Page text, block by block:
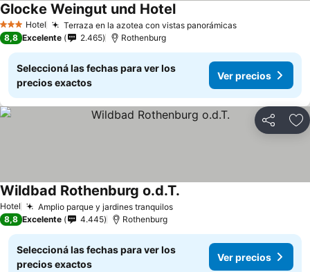
3 Estrellas
Hotel Terraza en la azotea con vistas panorámicas
Glocke Weingut und Hotel
8,8 Excelente 2.465 Rothenburg
Seleccioná las fechas para ver los
precios exactos
Ver precios
Compartir
Hotel Amplio parque y jardines tranquilos
Wildbad Rothenburg o.d.T.
8,8 Excelente 4.445 Rothenburg
Seleccioná las fechas para ver los
precios exactos
Ver precios